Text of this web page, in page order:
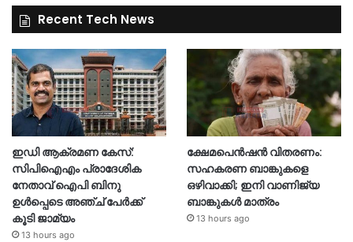
Recent Tech News
ഇഡി ആക്രമണ കേസ്:
സിപിഐഎം പ്രാദേശിക
നേതാവ് ഐപി ബിനു
ഉൾപ്പെടെ അഞ്ച് പേർക്ക്
കൂടി ജാമ്യം
13 hours ago
ക്ഷേമപെൻഷൻ വിതരണം:
സഹകരണ ബാങ്കുകളെ
ഒഴിവാക്കി; ഇനി വാണിജ്യ
ബാങ്കുകൾ മാത്രം
13 hours ago